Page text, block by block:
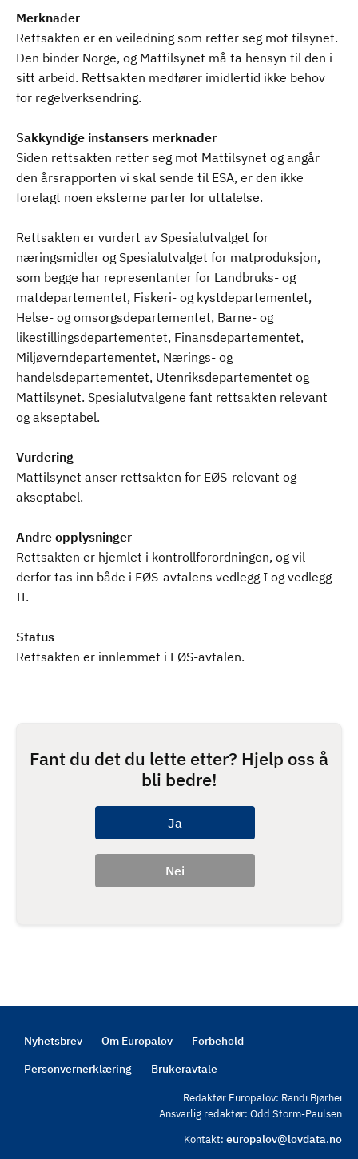
Merknader
Rettsakten er en veiledning som retter seg mot tilsynet.
Den binder Norge, og Mattilsynet må ta hensyn til den i
sitt arbeid. Rettsakten medfører imidlertid ikke behov
for regelverksendring.
Sakkyndige instansers merknader
Siden rettsakten retter seg mot Mattilsynet og angår
den årsrapporten vi skal sende til ESA, er den ikke
forelagt noen eksterne parter for uttalelse.
Rettsakten er vurdert av Spesialutvalget for
næringsmidler og Spesialutvalget for matproduksjon,
som begge har representanter for Landbruks- og
matdepartementet, Fiskeri- og kystdepartementet,
Helse- og omsorgsdepartementet, Barne- og
likestillingsdepartementet, Finansdepartementet,
Miljøverndepartementet, Nærings- og
handelsdepartementet, Utenriksdepartementet og
Mattilsynet. Spesialutvalgene fant rettsakten relevant
og akseptabel.
Vurdering
Mattilsynet anser rettsakten for EØS-relevant og
akseptabel.
Andre opplysninger
Rettsakten er hjemlet i kontrollforordningen, og vil
derfor tas inn både i EØS-avtalens vedlegg I og vedlegg
II.
Status
Rettsakten er innlemmet i EØS-avtalen.
Fant du det du lette etter? Hjelp oss å
bli bedre!
Footer
Nyhetsbrev Om Europalov
Forbehold
Personvernerklæring
Brukeravtale
Redaktør Europalov: Randi Bjørhei
Ansvarlig redaktør: Odd Storm-Paulsen
Kontakt: europalov@lovdata.no